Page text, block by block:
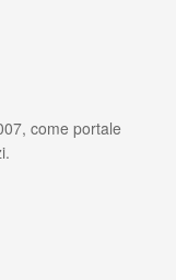
come portale